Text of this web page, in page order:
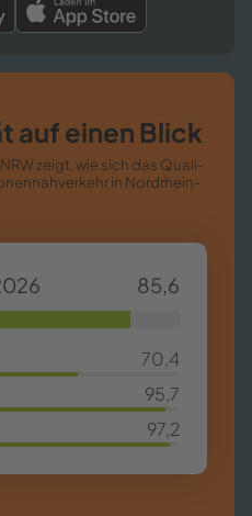
auf einen Blick
zeigt, wie sich das Qua­li­
in Nordrhein-​​
85,6
70,4
95,7
97,2